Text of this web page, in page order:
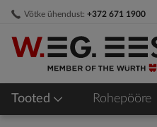
Võtke ühendust: +372 671 1900
Skip
Content
Tooted Rohepööre